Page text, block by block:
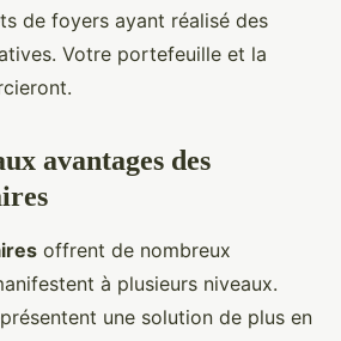
de foyers ayant réalisé des
Votre portefeuille et la
avantages des
offrent de nombreux
à plusieurs niveaux.
une solution de plus en